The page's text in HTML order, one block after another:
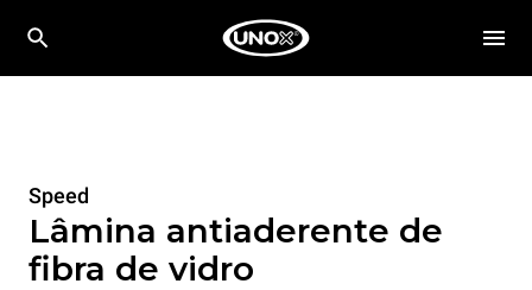
Speed
Lâmina antiaderente de
fibra de vidro